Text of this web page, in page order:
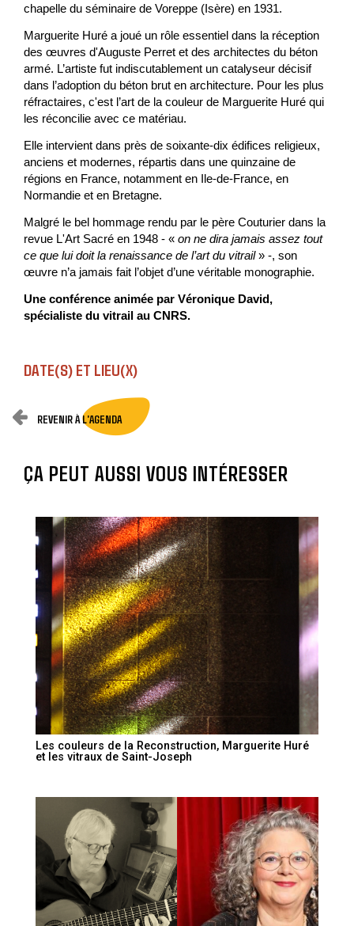
chapelle du séminaire de Voreppe (Isère) en 1931.
Marguerite Huré a joué un rôle essentiel dans la réception
des œuvres d'Auguste Perret et des architectes du béton
armé. L’artiste fut indiscutablement un catalyseur décisif
dans l’adoption du béton brut en architecture. Pour les plus
réfractaires, c'est l’art de la couleur de Marguerite Huré qui
les réconcilie avec ce matériau.
Elle intervient dans près de soixante-dix édifices religieux,
anciens et modernes, répartis dans une quinzaine de
régions en France, notamment en Ile-de-France, en
Normandie et en Bretagne.
Malgré le bel hommage rendu par le père Couturier dans la
revue L'Art Sacré en 1948 - « on ne dira jamais assez tout
ce que lui doit la renaissance de l’art du vitrail» -, son
œuvre n’a jamais fait l’objet d’une véritable monographie.
Une conférence animée par Véronique David,
spécialiste du vitrail au CNRS.
DATE(S) ET LIEU(X)
REVENIR À L'AGENDA
ÇA PEUT AUSSI VOUS INTÉRESSER
Les couleurs de la Reconstruction, Marguerite Huré
et les vitraux de Saint-Joseph